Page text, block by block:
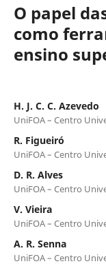
O papel
como
ensino
H. J. C. C. Azevedo
UniFOA – Centro
R. Figueiró
UniFOA – Centro
D. R. Alves
UniFOA – Centro
V. Vieira
UniFOA – Centro
A. R. Senna
UniFOA – Centro